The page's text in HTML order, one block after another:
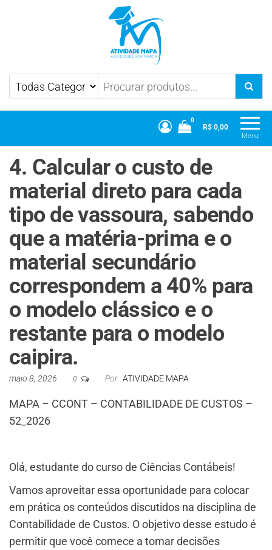
Atividade Mapa Mapa UniCesumar
Menu
0
R$ 0,00
4. Calcular o custo de
material direto para cada
tipo de vassoura, sabendo
que a matéria-prima e o
material secundário
correspondem a 40% para
o modelo clássico e o
restante para o modelo
caipira.
maio 8, 2026 0 Por ATIVIDADE MAPA
MAPA – CCONT – CONTABILIDADE DE CUSTOS –
52_2026
Olá, estudante do curso de Ciências Contábeis!
Vamos aproveitar essa oportunidade para colocar
em prática os conteúdos discutidos na disciplina de
Contabilidade de Custos. O objetivo desse estudo é
permitir que você comece a tomar decisões